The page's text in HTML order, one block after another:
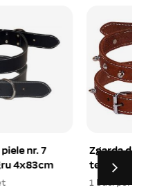
Zgarda din piele cu
tepi FABER 3×63 cm
1 buc. per set